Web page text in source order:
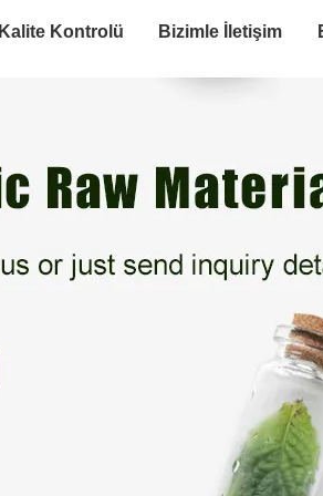
Kalite Kontrolü Bizimle İletişim